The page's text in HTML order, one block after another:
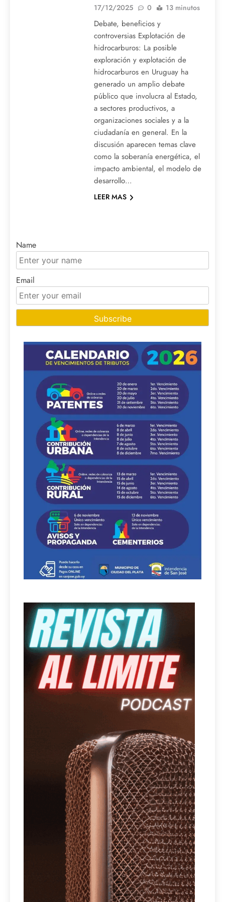
17/12/2025
0 13 minutos
Debate, beneficios y
controversias Explotación de
hidrocarburos: La posible
exploración y explotación de
hidrocarburos en Uruguay ha
generado un amplio debate
público que involucra al Estado,
a sectores productivos, a
organizaciones sociales y a la
ciudadanía en general. En la
discusión aparecen temas clave
como la soberanía energética, el
impacto ambiental, el modelo de
desarrollo…
LEER MAS
Name
Email